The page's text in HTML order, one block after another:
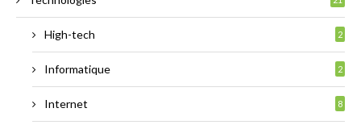
High-tech 2
Informatique 2
Internet 8